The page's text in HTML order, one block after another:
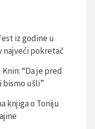
iz godine u
najveći pokretač
“Da je pred
bismo ušli”
knjiga o Toniju